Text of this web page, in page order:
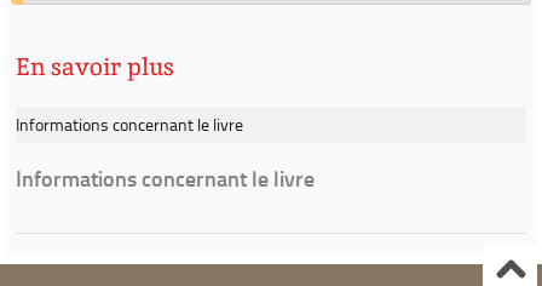
En savoir plus
Informations concernant le livre
Informations concernant le livre